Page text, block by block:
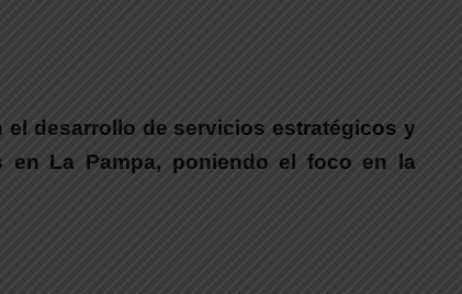
desarrollo de servicios estratégicos y
en La Pampa, poniendo el foco en la